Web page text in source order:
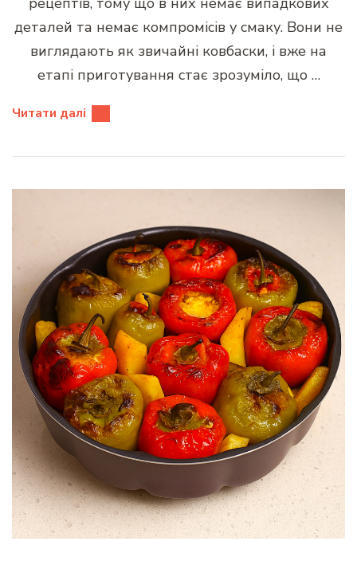
деталей та немає компромісів у смаку. Вони не
виглядають як звичайні ковбаски, і вже на
етапі приготування стає зрозуміло, що …
Читати далі